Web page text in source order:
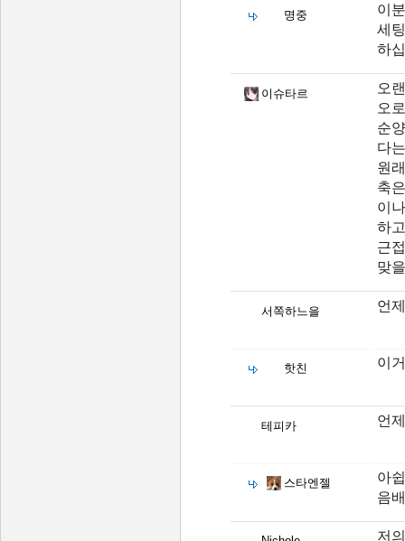
명중
이
세
하
이슈타르
오
오
순
다
원
축
이
하
근
맞
서쪽하느을 언
핫친 이
테피카 언
스타엔젤
아
음
저